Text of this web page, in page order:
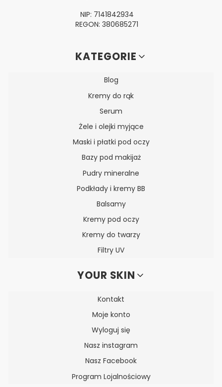
NIP: 7141842934
REGON: 380685271
Linki w stopceKATEGORIE
Blog
Kremy do rąk
Serum
Żele i olejki myjące
Maski i płatki pod oczy
Bazy pod makijaż
Pudry mineralne
Podkłady i kremy BB
Balsamy
Kremy pod oczy
Kremy do twarzy
Filtry UV
YOUR SKIN
Kontakt
Moje konto
Wyloguj się
Nasz instagram
Nasz Facebook
Program Lojalnościowy